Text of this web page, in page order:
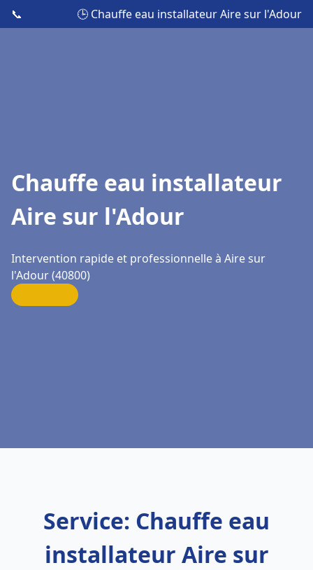
📞 🕒 Chauffe eau installateur Aire sur l'Adour
Chauffe eau installateur
Aire sur l'Adour
Intervention rapide et professionnelle à Aire sur
l'Adour (40800)
Service: Chauffe eau
installateur Aire sur